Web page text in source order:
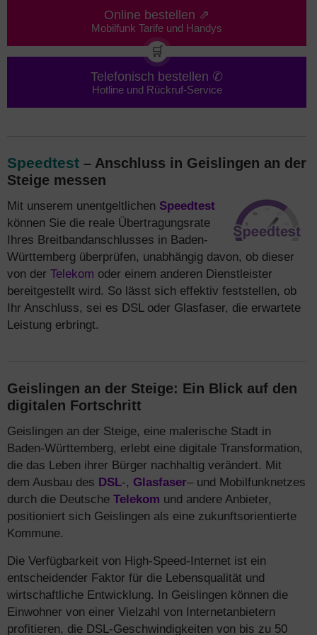
Online bestellen ⇗
Mobilfunk Tarife und Handys
🛒
Telefonisch bestellen ✆
Hotline und Rückruf-Service
Speedtest – Anschluss in Geislingen an der
Steige messen
Mit unserem unentgeltlichen Speedtest
können Sie die reale Übertragungsrate
Ihres Breitbandanschlusses in Baden-
Württemberg überprüfen, unabhängig davon, ob dieser
von der Telekom oder einem anderen Dienstleister
bereitgestellt wird. So lässt sich effektiv feststellen, ob
Ihr Anschluss, sei es DSL oder Glasfaser, die erwartete
Leistung erbringt.
Geislingen an der Steige: Ein Blick auf den
digitalen Fortschritt
Geislingen an der Steige, eine malerische Stadt in
Baden-Württemberg, erlebt eine digitale Transformation,
die das Leben ihrer Bürger nachhaltig verändert. Mit
dem Ausbau des DSL-, Glasfaser– und Mobilfunknetzes
durch die Deutsche Telekom und andere Anbieter,
positioniert sich Geislingen als eine zukunftsorientierte
Kommune.
Die Verfügbarkeit von High-Speed-Internet ist ein
entscheidender Faktor für die Lebensqualität und
wirtschaftliche Entwicklung. In Geislingen können die
Einwohner von einer Vielzahl von Internetanbietern
profitieren, die DSL-Geschwindigkeiten von bis zu 50